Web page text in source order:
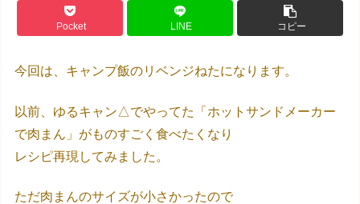
Pocket LINE コピー
今回は、キャンプ飯のリベンジねたになります。
以前、ゆるキャン△でやってた「ホットサンドメーカー
で肉まん」がものすごく食べたくなり
レシピ再現してみました。
ただ肉まんのサイズが小さかったので